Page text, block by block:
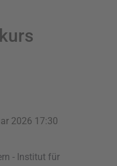
2026 17:30
- Institut für